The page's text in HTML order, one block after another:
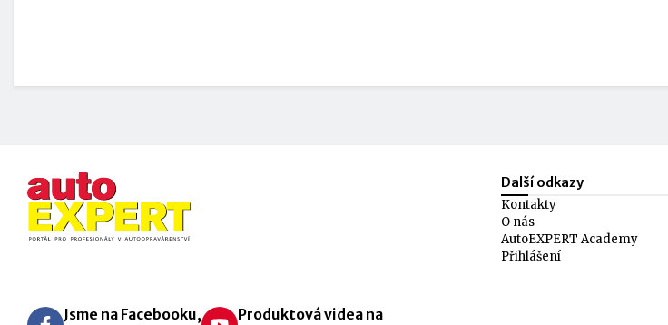
Další odkazy
Kontakty
O nás
AutoEXPERT Academy
Přihlášení
Jsme na Facebooku,
Produktová videa na